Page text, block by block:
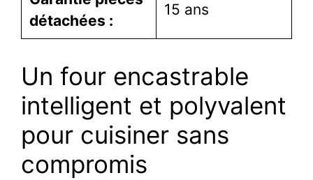
détachées :
15 ans
Un four encastrable
intelligent et polyvalent
pour cuisiner sans
compromis